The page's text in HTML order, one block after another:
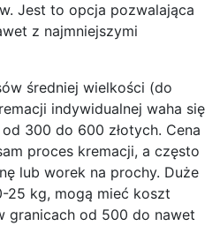
Jest to opcja pozwalająca
z najmniejszymi
średniej wielkości (do
indywidualnej waha się
300 do 600 złotych. Cena
proces kremacji, a często
lub worek na prochy. Duże
25 kg, mogą mieć koszt
granicach od 500 do nawet